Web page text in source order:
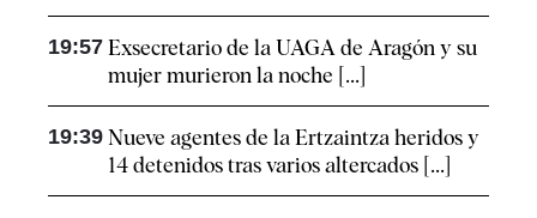
19:57 Exsecretario de la UAGA de Aragón y su
mujer murieron la noche [...]
19:39 Nueve agentes de la Ertzaintza heridos y
14 detenidos tras varios altercados [...]